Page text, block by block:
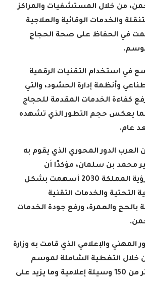
من خلال المستشفيات والمراكز
والخدمات الوقائية والعلاجية
في الحفاظ على صحة الحجاج
.
في استخدام التقنيات الرقمية
وأنظمة إدارة الحشود، والتي
كفاءة الخدمات المقدمة للحجاج
يعكس حجم التطور الذي تشهده
عام.
العرب الدور المحوري الذي يقوم به
محمد بن سلمان، مؤكدًا أن
مشروعات ومبادرات رؤية المملكة 2030 أسهمت بشكل
التحتية والخدمات التقنية
بالحج والعمرة، ورفع جودة الخدمات
.
المهني والإعلامي الذي قامت به وزارة
خلال التغطية الشاملة لموسم
الحج، واستضافة أكثر من 150 وسيلة إعلامية وما يزيد على